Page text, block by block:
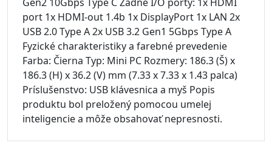
port 1x HDMI-out 1.4b 1x DisplayPort 1x LAN 2x
USB 2.0 Type A 2x USB 3.2 Gen1 5Gbps Type A
Fyzické charakteristiky a farebné prevedenie
Farba: Čierna Typ: Mini PC Rozmery: 186.3 (Š) x
186.3 (H) x 36.2 (V) mm (7.33 x 7.33 x 1.43 palca)
Príslušenstvo: USB klávesnica a myš Popis
produktu bol preložený pomocou umelej
inteligencie a môže obsahovať nepresnosti.